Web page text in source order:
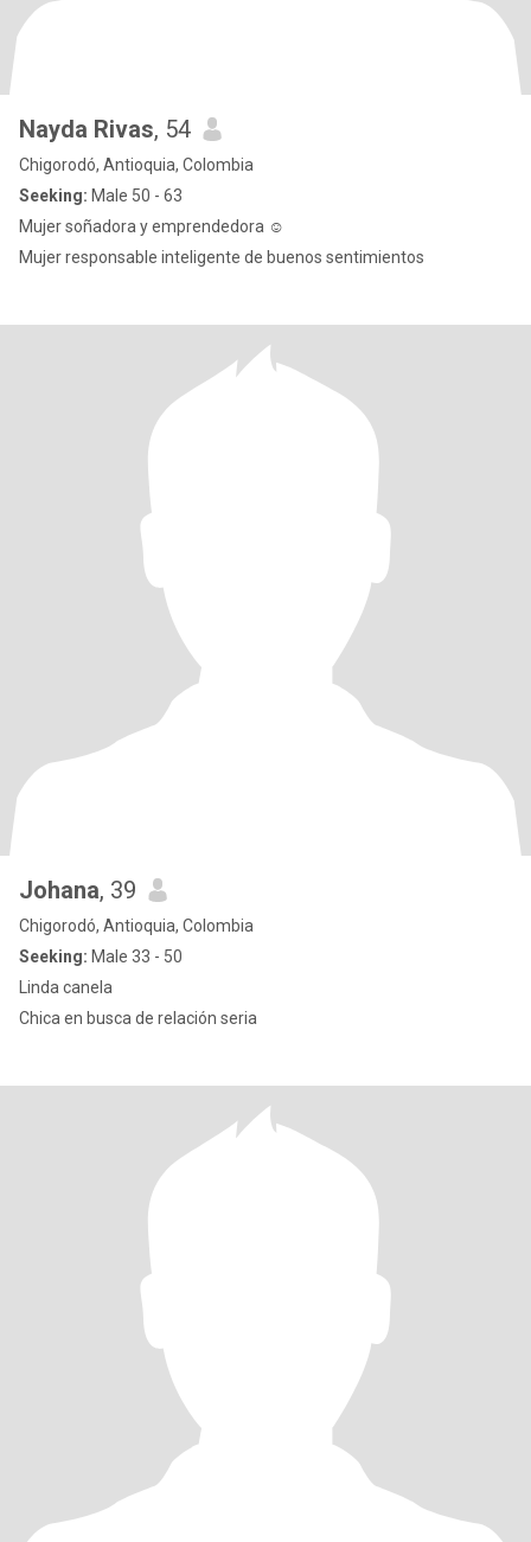
Nayda Rivas, 54
Chigorodó, Antioquia, Colombia
Seeking: Male 50 - 63
Mujer soñadora y emprendedora ☺️
Mujer responsable inteligente de buenos sentimientos
Johana, 39
Chigorodó, Antioquia, Colombia
Seeking: Male 33 - 50
Linda canela
Chica en busca de relación seria